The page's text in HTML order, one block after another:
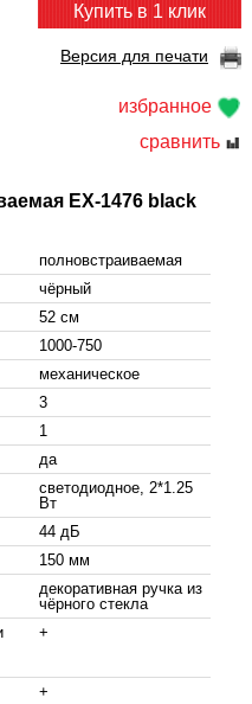
избранное
сравнить
Купить в 1 клик
Версия для печати
EX-1476 black
полновстраиваемая
чёрный
52 см
1000-750
механическое
3
1
да
светодиодное, 2*1.25
Вт
44 дБ
150 мм
декоративная ручка из
чёрного стекла
+
+